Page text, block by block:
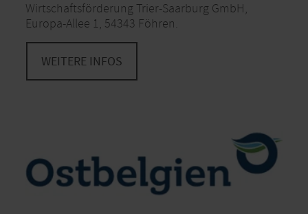
Wirtschaftsförderung Trier-Saarburg GmbH,
Europa-Allee 1, 54343 Föhren.
WEITERE INFOS